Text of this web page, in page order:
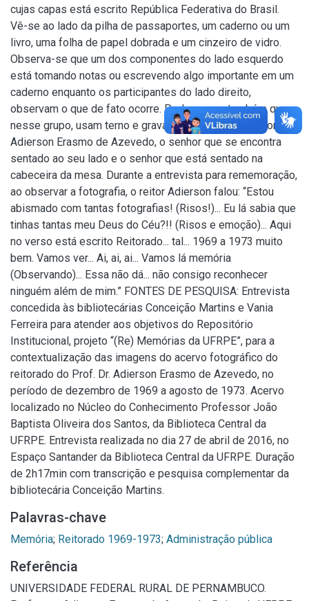
cujas capas está escrito República Federativa do Brasil.
Vê-se ao lado da pilha de passaportes, um caderno ou um
livro, uma folha de papel dobrada e um cinzeiro de vidro.
Observa-se que um dos componentes do lado esquerdo
está tomando notas ou escrevendo algo importante em um
caderno enquanto os participantes do lado direito,
observam o que de fato ocorre. Pode-se ver também que
nesse grupo, usam terno e gravata, apenas o professor
Adierson Erasmo de Azevedo, o senhor que se encontra
sentado ao seu lado e o senhor que está sentado na
cabeceira da mesa. Durante a entrevista para rememoração,
ao observar a fotografia, o reitor Adierson falou: “Estou
abismado com tantas fotografias! (Risos!)... Eu lá sabia que
tinhas tantas meu Deus do Céu?!! (Risos e emoção)... Aqui
no verso está escrito Reitorado... tal... 1969 a 1973 muito
bem. Vamos ver... Ai, ai, ai... Vamos lá memória
(Observando)... Essa não dá... não consigo reconhecer
ninguém além de mim.” FONTES DE PESQUISA: Entrevista
concedida às bibliotecárias Conceição Martins e Vania
Ferreira para atender aos objetivos do Repositório
Institucional, projeto “(Re) Memórias da UFRPE”, para a
contextualização das imagens do acervo fotográfico do
reitorado do Prof. Dr. Adierson Erasmo de Azevedo, no
período de dezembro de 1969 a agosto de 1973. Acervo
localizado no Núcleo do Conhecimento Professor João
Baptista Oliveira dos Santos, da Biblioteca Central da
UFRPE. Entrevista realizada no dia 27 de abril de 2016, no
Espaço Santander da Biblioteca Central da UFRPE. Duração
de 2h17min com transcrição e pesquisa complementar da
bibliotecária Conceição Martins.
Palavras-chave
Memória; Reitorado 1969-1973; Administração pública
Referência
UNIVERSIDADE FEDERAL RURAL DE PERNAMBUCO.